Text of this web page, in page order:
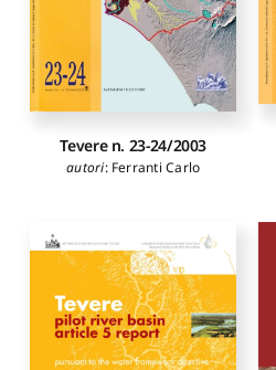
Tevere n. 23-24/2003
autori: Ferranti Carlo